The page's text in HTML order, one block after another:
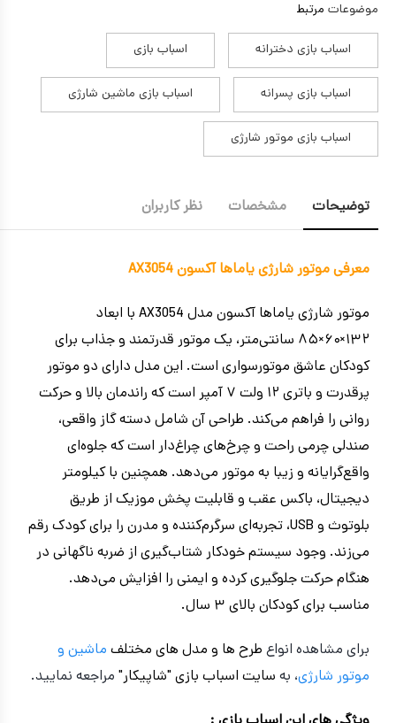
موضوعات مرتبط
اسباب بازی دخترانه اسباب بازی
اسباب بازی پسرانه اسباب بازی ماشین شارژی
اسباب بازی موتور شارژی
توضیحات مشخصات نظر کاربران
معرفی موتور شارژی یاماها آکسون AX3054
موتور شارژی یاماها آکسون مدل AX3054 با ابعاد
۱۳۲×۶۰×۸۵ سانتی‌متر، یک موتور قدرتمند و جذاب برای
کودکان عاشق موتورسواری است. این مدل دارای دو موتور
پرقدرت و باتری ۱۲ ولت ۷ آمپر است که راندمان بالا و حرکت
روانی را فراهم می‌کند. طراحی آن شامل دسته گاز واقعی،
صندلی چرمی راحت و چرخ‌های چراغ‌دار است که جلوه‌ای
واقع‌گرایانه و زیبا به موتور می‌دهد. همچنین با کیلومتر
دیجیتال، باکس عقب و قابلیت پخش موزیک از طریق
بلوتوث و USB، تجربه‌ای سرگرم‌کننده و مدرن را برای کودک رقم
می‌زند. وجود سیستم خودکار شتاب‌گیری از ضربه ناگهانی در
هنگام حرکت جلوگیری کرده و ایمنی را افزایش می‌دهد.
مناسب برای کودکان بالای ۳ سال.
برای مشاهده انواع طرح ها و مدل های مختلف ماشین و
موتور شارژی، به سایت اسباب بازی "شاپیکار" مراجعه نمایید.